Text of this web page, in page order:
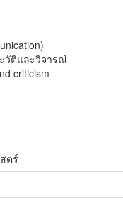
วัติและวิจารณ์
criticism
ตร์